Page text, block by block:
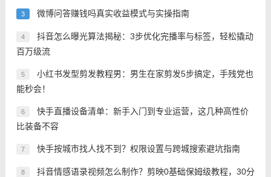
3 微博问答赚钱吗真实收益模式与实操指南
4
抖音怎么曝光算法揭秘：3步优化完播率与标签，轻松撬动
百万级流
5
小红书发型剪发教程男：男生在家剪发5步搞定，手残党也
能秒会！
6
快手直播设备清单：新手入门到专业运营，这几种高性价
比装备不容
7 快手按城市找人找不到？权限设置与跨城搜索避坑指南
8
抖音情感语录视频怎么制作？剪映0基础保姆级教程，30分